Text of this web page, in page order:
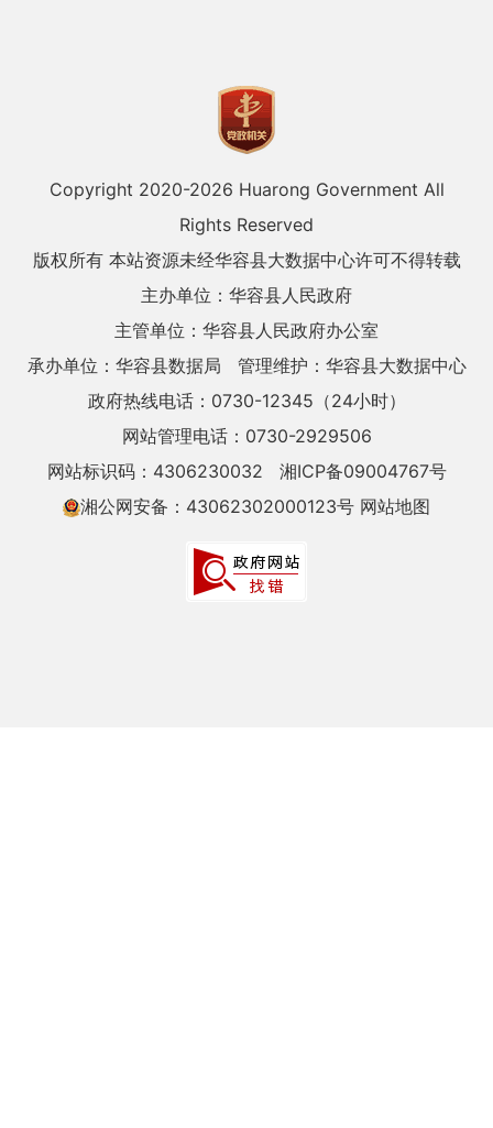
Copyright 2020-2026 Huarong Government All
Rights Reserved
版权所有 本站资源未经华容县大数据中心许可不得转载
主办单位：华容县人民政府
主管单位：华容县人民政府办公室
承办单位：华容县数据局
管理维护：华容县大数据中心
政府热线电话：0730-12345（24小时）
网站管理电话：0730-2929506
网站标识码：4306230032
湘ICP备09004767号
湘公网安备：43062302000123号 网站地图